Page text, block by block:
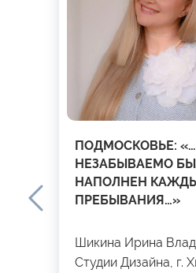
ПОДМОСКОВЬЕ: «…
НЕЗАБЫВАЕМО
НАПОЛНЕН
ПРЕБЫВАНИЯ…»
Шикина Ирина
Студии Дизайна, г.